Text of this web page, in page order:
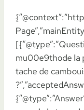
mu00e9thode la
tache de